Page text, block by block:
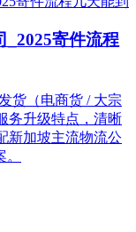
_2025寄件流程
货（电商货 / 大宗
务升级特点，清晰
新加坡主流物流公